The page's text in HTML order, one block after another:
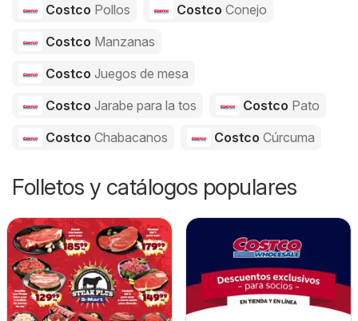
Costco Pollos Costco Conejo
Costco Manzanas
Costco Juegos de mesa
Costco Jarabe para la tos Costco Pato
Costco Chabacanos Costco Cúrcuma
Folletos y catálogos populares